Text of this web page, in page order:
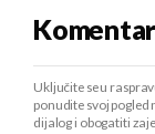
Uključite se u
ponudite svoj
dijalog i obogatiti